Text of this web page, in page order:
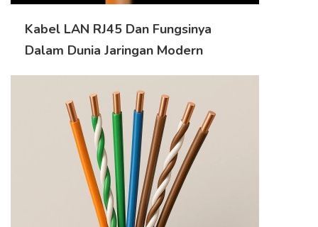
Kabel LAN RJ45 Dan Fungsinya
Dalam Dunia Jaringan Modern